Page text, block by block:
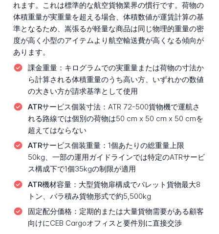
れます。これは標準的な航空貨物業界の慣行です。荷物の
体積重量が実重量を超える場合、体積数値が運賃計算の基
準となるため、嵩張るが軽量な商品は同じ物理的重量の密
度が高く小型のアイテムより航空輸送費が高くなる傾向が
あります。
課金重量： キログラムでの実重量または荷物の寸法か
ら計算される体積重量のうち高い方、いずれかの数値
の大きい方が請求基準として使用
ATRサービス個装寸法： ATR 72-500貨物機で運航さ
れる路線では個別の荷物は50 cm x 50 cm x 50 cmを
超えてはならない
ATRサービス個装重量： 1個あたりの総重量上限
50kg、一部の運用ガイドラインでは特定のATRサービ
ス構成下で1個35kgの制限が適用
ATR機材容量： 大型貨物扉構成でパレット貨物最大8
トン、バラ積み貨物形式で約5,500kg
固定配分価格： 定期的または大量貨物需要がある顧客
向けにCEB Cargoオフィスと要件別に直接交渉